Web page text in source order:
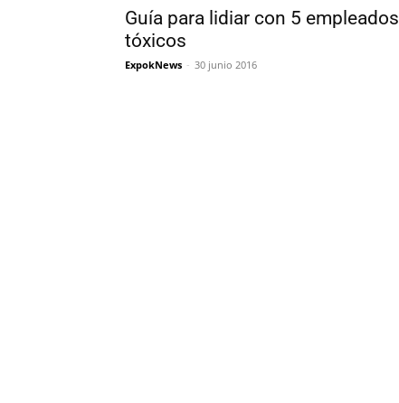
Guía para lidiar con 5 empleados
tóxicos
ExpokNews - 30 junio 2016